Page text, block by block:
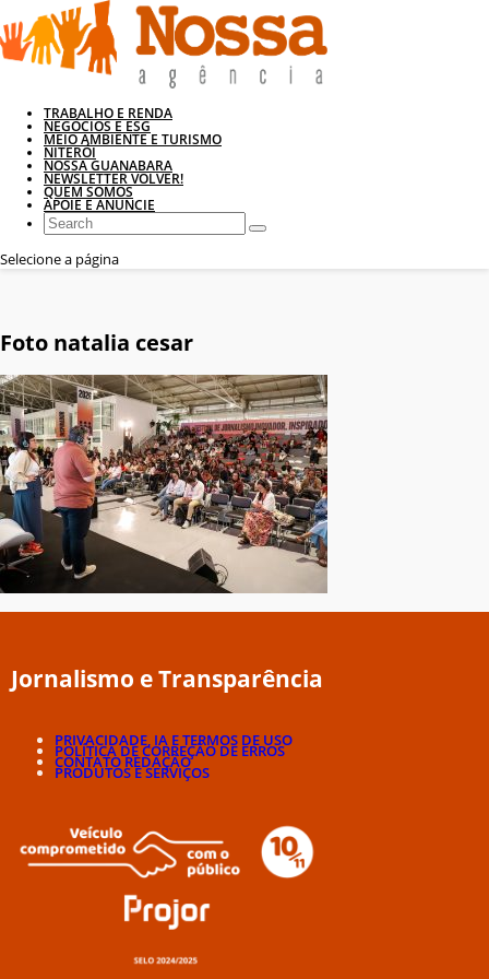
TRABALHO E RENDA
NEGÓCIOS E ESG
MEIO AMBIENTE E TURISMO
NITERÓI
NOSSA GUANABARA
NEWSLETTER VOLVER!
QUEM SOMOS
APOIE E ANUNCIE
Selecione a página
Foto natalia cesar
Jornalismo e Transparência
PRIVACIDADE, IA E TERMOS DE USO
POLÍTICA DE CORREÇÃO DE ERROS
CONTATO REDAÇÃO
PRODUTOS E SERVIÇOS